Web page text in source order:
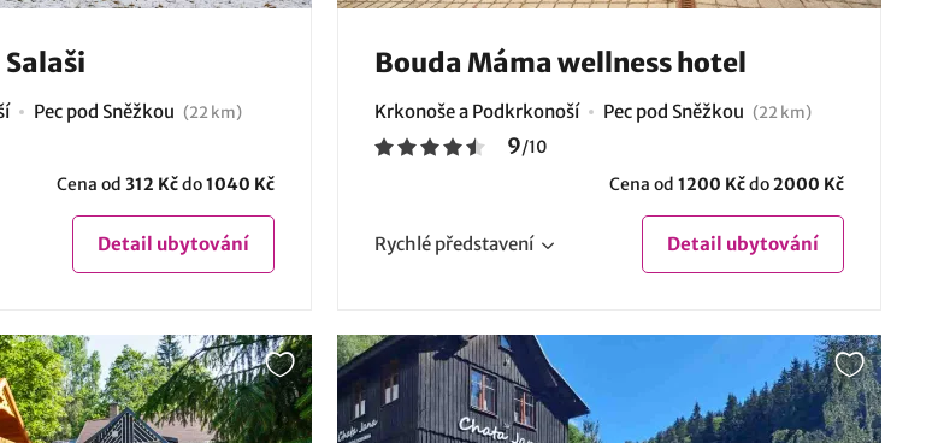
Pec pod Sněžkou (22 km)
Cena od 312 Kčdo1040 Kč
Detail ubytování
Bouda Máma wellness hotel
Krkonoše a Podkrkonoší Pec pod Sněžkou (22 km)
9/10
Cena od 1200 Kčdo2000 Kč
Rychlé představení Detail ubytování